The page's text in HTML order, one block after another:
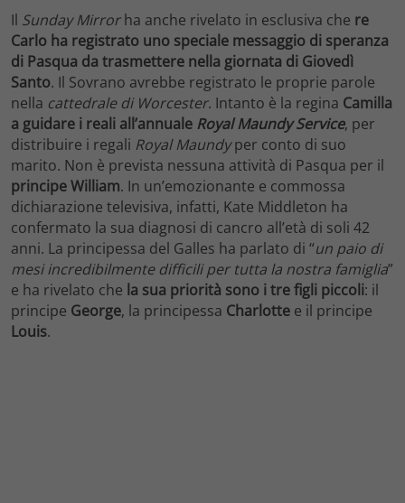
Il Sunday Mirrorha anche rivelato in esclusiva che re
Carlo ha registrato uno speciale messaggio di speranza
di Pasqua da trasmettere nella giornata di Giovedì
Santo. Il Sovrano avrebbe registrato le proprie parole
nella cattedrale di Worcester. Intanto è la regina Camilla
a guidare i reali all’annuale Royal Maundy Service, per
distribuire i regali Royal Maundyper conto di suo
marito. Non è prevista nessuna attività di Pasqua per il
principe William. In un’emozionante e commossa
dichiarazione televisiva, infatti, Kate Middleton ha
confermato la sua diagnosi di cancro all’età di soli 42
anni. La principessa del Galles ha parlato di “un paio di
mesi incredibilmente difficili per tutta la nostra famiglia”
e ha rivelato che la sua priorità sono i tre figli piccoli: il
principe George, la principessa Charlotte e il principe
Louis.